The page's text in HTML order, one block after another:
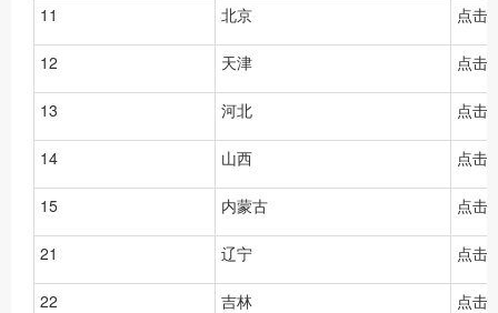
11 北京 点击
12 天津 点击
13 河北 点击
14 山西 点击
15 内蒙古 点击
21 辽宁 点击
22 吉林 点击